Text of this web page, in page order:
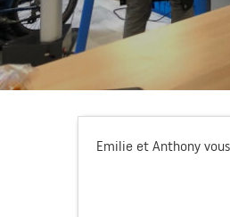
Emilie et Anthony